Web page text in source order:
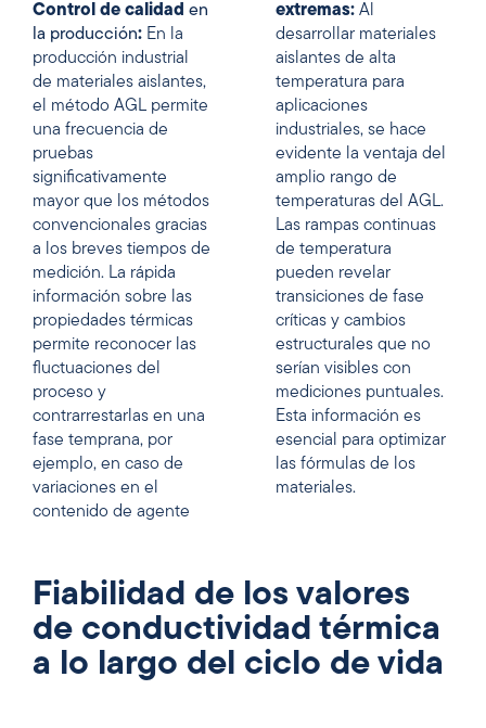
Control de calidad en
la producción: En la
producción industrial
de materiales aislantes,
el método AGL permite
una frecuencia de
pruebas
significativamente
mayor que los métodos
convencionales gracias
a los breves tiempos de
medición. La rápida
información sobre las
propiedades térmicas
permite reconocer las
fluctuaciones del
proceso y
contrarrestarlas en una
fase temprana, por
ejemplo, en caso de
variaciones en el
contenido de agente
extremas: Al
desarrollar materiales
aislantes de alta
temperatura para
aplicaciones
industriales, se hace
evidente la ventaja del
amplio rango de
temperaturas del AGL.
Las rampas continuas
de temperatura
pueden revelar
transiciones de fase
críticas y cambios
estructurales que no
serían visibles con
mediciones puntuales.
Esta información es
esencial para optimizar
las fórmulas de los
materiales.
Fiabilidad de los valores
de conductividad térmica
a lo largo del ciclo de vida